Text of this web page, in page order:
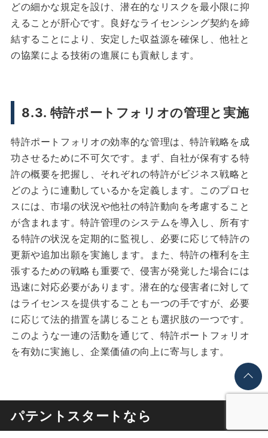
どの細かな規定を設け、潜在的なリスクを最小限に抑
えることが肝心です。良好なライセンシング契約を締
結することにより、安定した収益源を確保し、他社と
の協業による技術の進展にも貢献します。
8.3. 特許ポートフォリオの管理と実施
特許ポートフォリオの効率的な管理は、特許戦略を成
功させるために不可欠です。まず、自社が保有する特
許の概要を把握し、それぞれの特許がビジネス戦略と
どのように連動しているかを定義します。このプロセ
スには、市場の状況や他社の特許動向を考慮すること
が含まれます。特許管理のシステムを導入し、所有す
る特許の状況を定期的に監視し、必要に応じて特許の
更新や追加出願を実施します。また、特許の権利を主
張するための戦略も重要で、侵害が発覚した場合には
迅速に対応必要があります。潜在的な侵害者に対して
はライセンスを提供することも一つの手ですが、必要
に応じて法的措置を講じることも選択肢の一つです。
このような一連の活動を通じて、特許ポートフォリオ
を有効に実施し、企業価値の向上に寄与します。
パテントスタートなら